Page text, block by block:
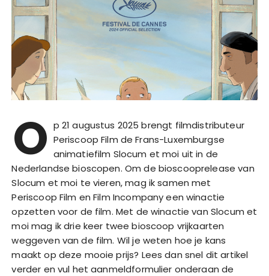
O p 21 augustus 2025 brengt filmdistributeur
Periscoop Film de Frans-Luxemburgse
animatiefilm Slocum et moi uit in de
Nederlandse bioscopen. Om de bioscooprelease van
Slocum et moi te vieren, mag ik samen met
Periscoop Film en Film Incompany een winactie
opzetten voor de film. Met de winactie van Slocum et
moi mag ik drie keer twee bioscoop vrijkaarten
weggeven van de film. Wil je weten hoe je kans
maakt op deze mooie prijs? Lees dan snel dit artikel
verder en vul het aanmeldformulier onderaan de